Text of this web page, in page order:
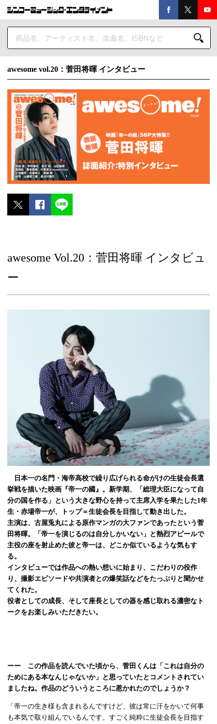
awesome vol.20：菅田将暉 インタビュー
awesome Vol.20：菅田将暉 インタビュ
ー
日本一の名門・海帝高校で繰り広げられる命がけの生徒会長選
挙戦を描いた映画『帝一の國』。新学期、「総理大臣になって自
分の国を作る」という大きな野心を持って主席入学を果たした1年
生・赤場帝一が、トップ＝生徒会長を目指して動き出した。
主演は、古屋兎丸による原作マンガの大ファンであったという菅
田将暉。「帝一を演じるのは自分しかいない」と熱烈アピールで
主役の座を射止めた彼と帝一は、どこか似ているような気もす
る。
インタビューでは作品への熱い想いに始まり、こだわりの役作
り、撮影エピソードや共演者との爆笑話などをたっぷりと聞かせ
てくれた。
役者としての成長、そして座長としての器を感じ取れる濃密なト
ークをお楽しみいただきたい。
ーー この作品を読んでいた頃から、菅田くんは「これは自分の
ためにある本なんじゃないか」と思っていたとコメントされてい
ましたね。作品のどういうところに惹かれたのでしょうか？
「帝一の生き様も含まれるんですけど、彼は常に汗をかいて何事
も本気で取り組んでいるんです。すごく純粋に生徒会長を目指す